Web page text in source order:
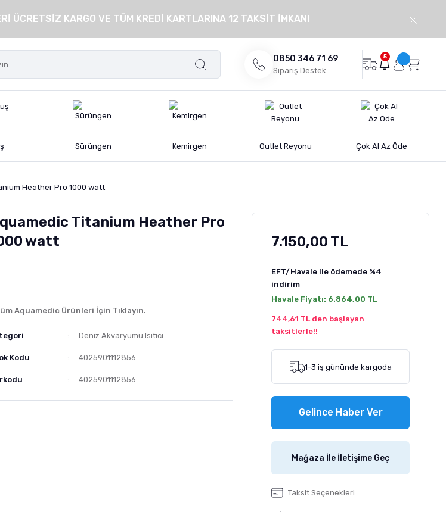
ÜCRETSİZ KARGO VE TÜM KREDİ KARTLARINA 12 TAKSİT İMKANI
0850 346 71 69
Sipariş Destek
5
Sürüngen Kemirgen Outlet Reyonu Çok Al Az Öde
Heather Pro 1000 watt
Titanium Heather Pro
watt
Aquamedic Ürünleri İçin Tıklayın.
Deniz Akvaryumu Isıtıcı
Kodu 4025901112856
4025901112856
7.150,00 TL
EFT/Havale ile ödemede %4
indirim
Havale Fiyatı: 6.864,00 TL
744,61 TL den başlayan
taksitlerle!!
1-3 iş gününde kargoda
Gelince Haber Ver
Mağaza İle İletişime Geç
Taksit Seçenekleri